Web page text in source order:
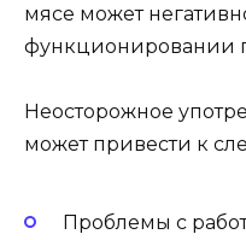
мясе может
функционировании
Неосторожное
может привести к
Проблемы с